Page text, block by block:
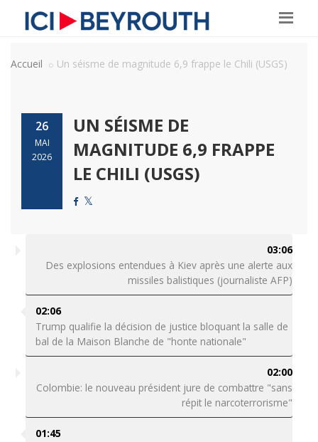
Accueil Un séisme de magnitude 6,9 frappe le Chili (USGS)
26
MAI
2026
UN SÉISME DE
MAGNITUDE 6,9 FRAPPE
LE CHILI (USGS)
03:06
Des explosions entendues à Kiev après une alerte aux
missiles balistiques (journaliste AFP)
02:06
Trump qualifie la décision de justice bloquant la salle de
bal de la Maison Blanche de "honte nationale"
02:00
Colombie: le nouveau président jure de combattre "sans
répit le narcoterrorisme"
01:45